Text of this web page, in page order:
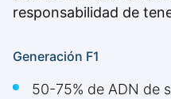
responsabilidad de
Generación F1
50-75% de ADN de